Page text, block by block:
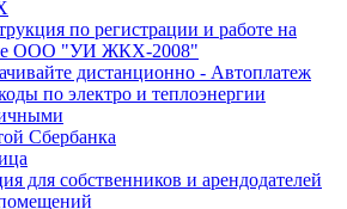
по регистрации и работе на
ООО "УИ ЖКХ-2008"
дистанционно - Автоплатеж
по электро и теплоэнергии
Сбербанка
для собственников и арендодателей